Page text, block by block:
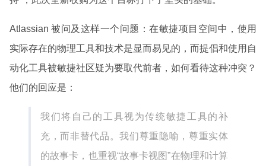
Atlassian 被问及这样一个问题：在敏捷项目空间中，使用
实际存在的物理工具和技术是显而易见的，而提倡和使用自
动化工具被敏捷社区疑为要取代前者，如何看待这种冲突？
他们的回应是：
我们将自己的工具视为传统敏捷工具的补
充，而非替代品。我们尊重隐喻，尊重实体
的故事卡，也重视“故事卡视图”在物理和计算